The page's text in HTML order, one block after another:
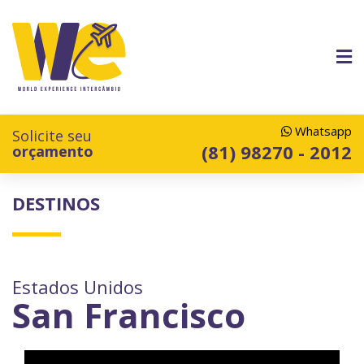
Solicite seu
orçamento
Whatsapp
(81) 98270 - 2012
DESTINOS
Estados Unidos
San Francisco